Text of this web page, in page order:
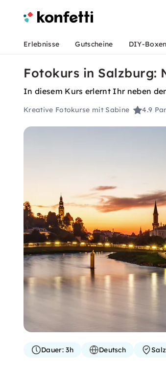
Erlebnisse Gutscheine DIY-Boxen
Fotokurs in Salzburg:
In diesem Kurs erlernt Ihr neben
Kreative Fotokurse mit Sabine 4.9
Dauer:3h Deutsch